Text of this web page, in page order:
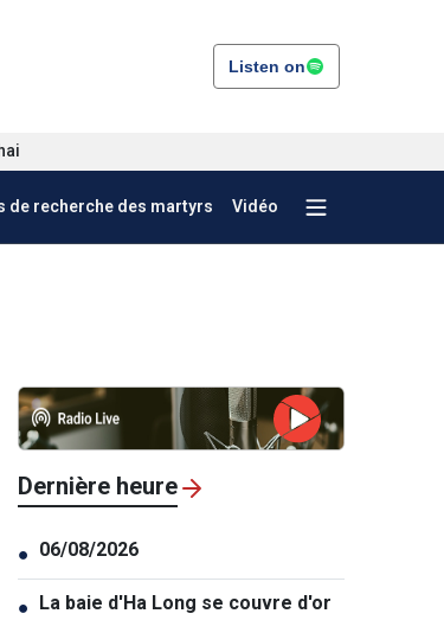
Listen on
de recherche des martyrs Vidéo
Dernière heure
● 06/08/2026
● La baie d'Ha Long se couvre d'or